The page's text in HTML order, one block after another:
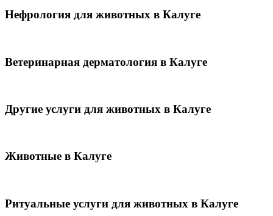
Нефрология для животных в Калуге
Ветеринарная дерматология в Калуге
Другие услуги для животных в Калуге
Животные в Калуге
Ритуальные услуги для животных в Калуге